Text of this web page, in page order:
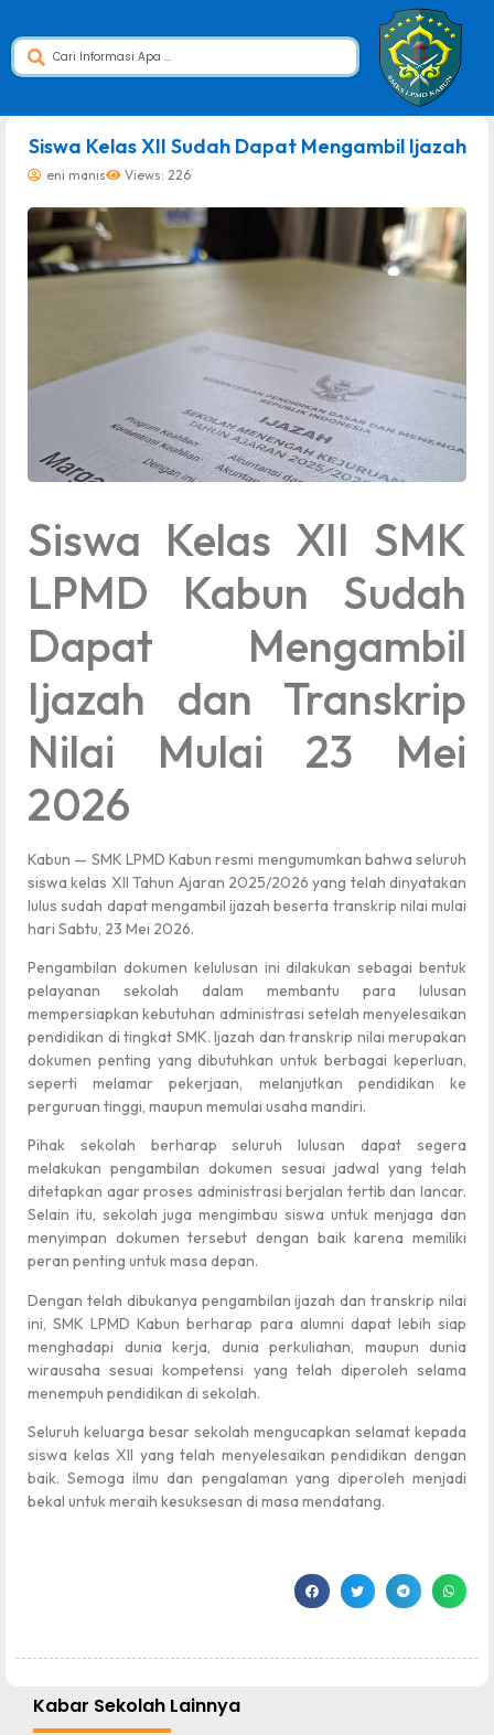
Siswa Kelas XII Sudah Dapat Mengambil Ijazah
eni manis Views: 226
Siswa Kelas XII SMK
LPMD Kabun Sudah
Dapat Mengambil
Ijazah dan Transkrip
Nilai Mulai 23 Mei
2026
Kabun — SMK LPMD Kabun resmi mengumumkan bahwa seluruh
siswa kelas XII Tahun Ajaran 2025/2026 yang telah dinyatakan
lulus sudah dapat mengambil ijazah beserta transkrip nilai mulai
hari Sabtu, 23 Mei 2026.
Pengambilan dokumen kelulusan ini dilakukan sebagai bentuk
pelayanan sekolah dalam membantu para lulusan
mempersiapkan kebutuhan administrasi setelah menyelesaikan
pendidikan di tingkat SMK. Ijazah dan transkrip nilai merupakan
dokumen penting yang dibutuhkan untuk berbagai keperluan,
seperti melamar pekerjaan, melanjutkan pendidikan ke
perguruan tinggi, maupun memulai usaha mandiri.
Pihak sekolah berharap seluruh lulusan dapat segera
melakukan pengambilan dokumen sesuai jadwal yang telah
ditetapkan agar proses administrasi berjalan tertib dan lancar.
Selain itu, sekolah juga mengimbau siswa untuk menjaga dan
menyimpan dokumen tersebut dengan baik karena memiliki
peran penting untuk masa depan.
Dengan telah dibukanya pengambilan ijazah dan transkrip nilai
ini, SMK LPMD Kabun berharap para alumni dapat lebih siap
menghadapi dunia kerja, dunia perkuliahan, maupun dunia
wirausaha sesuai kompetensi yang telah diperoleh selama
menempuh pendidikan di sekolah.
Seluruh keluarga besar sekolah mengucapkan selamat kepada
siswa kelas XII yang telah menyelesaikan pendidikan dengan
baik. Semoga ilmu dan pengalaman yang diperoleh menjadi
bekal untuk meraih kesuksesan di masa mendatang.
Kabar Sekolah Lainnya